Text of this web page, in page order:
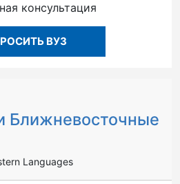
консультация
ВУЗ
Ближневосточные
Languages